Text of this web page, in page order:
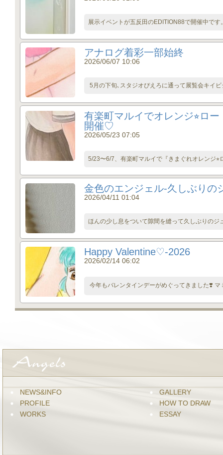
展示イベントが五反田のEDITION88で開催中で
アナログ着彩一部始終
2026/06/07 10:06
5月の下旬､スタジオぴえろに通って展覧会キイ
有楽町マルイでオレンジ⭐︎ロ
開催♡
2026/05/23 07:05
5/23〜6/7、有楽町マルイで『きまぐれオレンジ
金色のエンジェル-久しぶりの
2026/04/11 01:04
ほんの少し息をついて隙間を縫って久しぶりのジ
Happy Valentine♡-2026
2026/02/14 06:02
今年もバレンタインデーがめぐってきました❣️ マ
NEWS&INFO
PROFILE
WORKS
GALLERY
HOW TO DRAW
ESSAY